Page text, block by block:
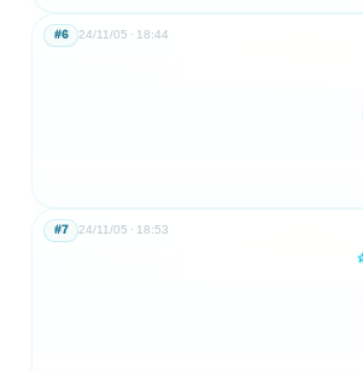
24/11/05 18:44
#6
24/11/05 18:53
#7